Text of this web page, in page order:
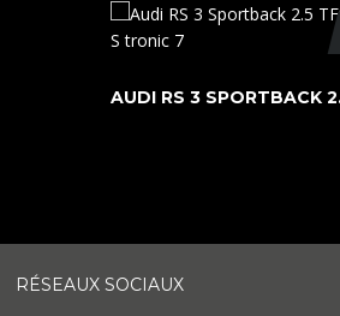
RÉSEAUX SOCIAUX